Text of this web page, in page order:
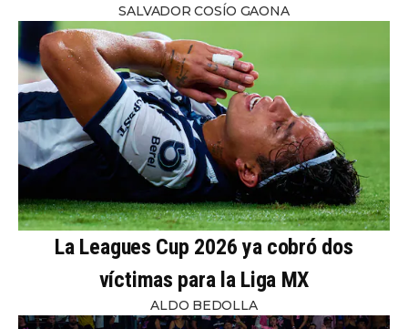
SALVADOR COSÍO GAONA
La Leagues Cup 2026 ya cobró dos
víctimas para la Liga MX
ALDO BEDOLLA